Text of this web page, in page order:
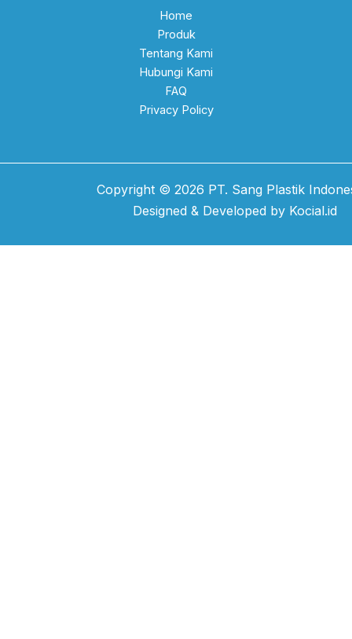
Home
Produk
Tentang Kami
Hubungi Kami
FAQ
Privacy Policy
Copyright © 2026 PT. Sang Plastik
Designed & Developed by Kocial.id